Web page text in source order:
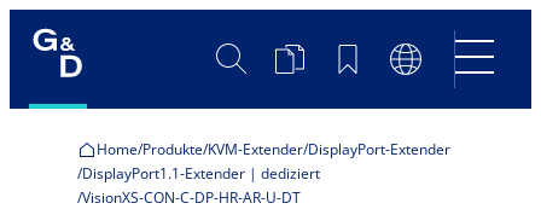
SucheProduktvergleich
Merkliste
Home Produkte KVM-Extender DisplayPort-Extender
DisplayPort1.1-Extender | dediziert
VisionXS-CON-C-DP-HR-AR-U-DT